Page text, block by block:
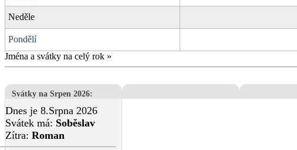
Neděle
Pondělí
Jména a svátky na celý rok »
Svátky na Srpen 2026:
Dnes je 8.Srpna 2026
Svátek má: Soběslav
Zítra: Roman